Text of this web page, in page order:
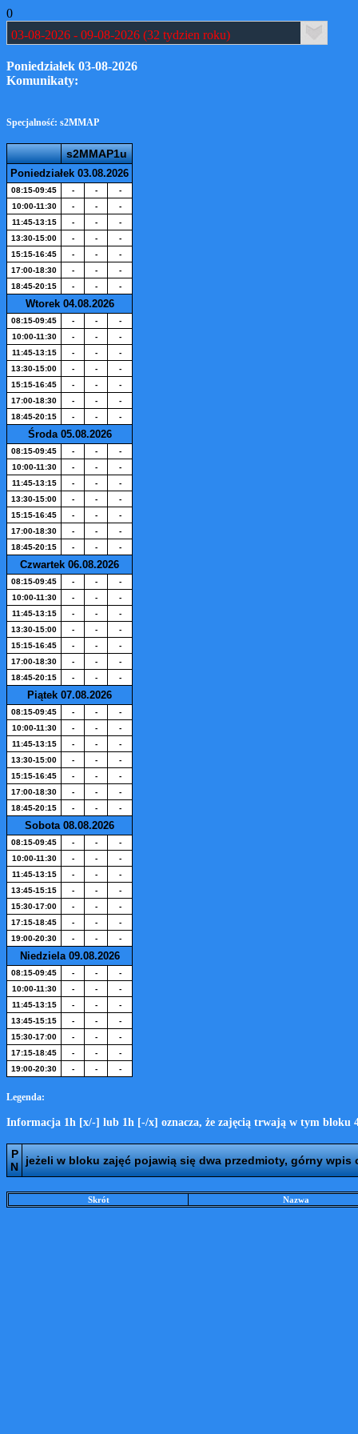
0
Poniedziałek 03-08-2026
Komunikaty:
Specjalność: s2MMAP
s2MMAP1u
Poniedziałek 03.08.2026
08:15-09:45 - -
-
10:00-11:30
- -
-
11:45-13:15
- -
-
13:30-15:00
- -
-
15:15-16:45
- -
-
17:00-18:30
- -
-
18:45-20:15
- - -
Wtorek 04.08.2026
08:15-09:45 - -
-
10:00-11:30
- -
-
11:45-13:15
- -
-
13:30-15:00
- -
-
15:15-16:45
- -
-
17:00-18:30
- -
-
18:45-20:15
- - -
Środa 05.08.2026
08:15-09:45 - -
-
10:00-11:30
- -
-
11:45-13:15
- -
-
13:30-15:00
- -
-
15:15-16:45
- -
-
17:00-18:30
- -
-
18:45-20:15
- - -
Czwartek 06.08.2026
08:15-09:45 - -
-
10:00-11:30
- -
-
11:45-13:15
- -
-
13:30-15:00
- -
-
15:15-16:45
- -
-
17:00-18:30
- -
-
18:45-20:15
- - -
Piątek 07.08.2026
08:15-09:45 - -
-
10:00-11:30
- -
-
11:45-13:15
- -
-
13:30-15:00
- -
-
15:15-16:45
- -
-
17:00-18:30
- -
-
18:45-20:15
- - -
Sobota 08.08.2026
08:15-09:45 - -
-
10:00-11:30
- -
-
11:45-13:15
- -
-
13:45-15:15
- -
-
15:30-17:00
- -
-
17:15-18:45
- -
-
19:00-20:30
- - -
Niedziela 09.08.2026
08:15-09:45 - -
-
10:00-11:30
- -
-
11:45-13:15
- -
-
13:45-15:15
- -
-
15:30-17:00
- -
-
17:15-18:45
- -
-
19:00-20:30
- - -
Legenda:
Informacja 1h [x/-] lub 1h [-/x] oznacza, że zajęcią trwają w tym bloku
P
N jeżeli w bloku zajęć pojawią się dwa przedmioty, górny
Skrót Nazwa